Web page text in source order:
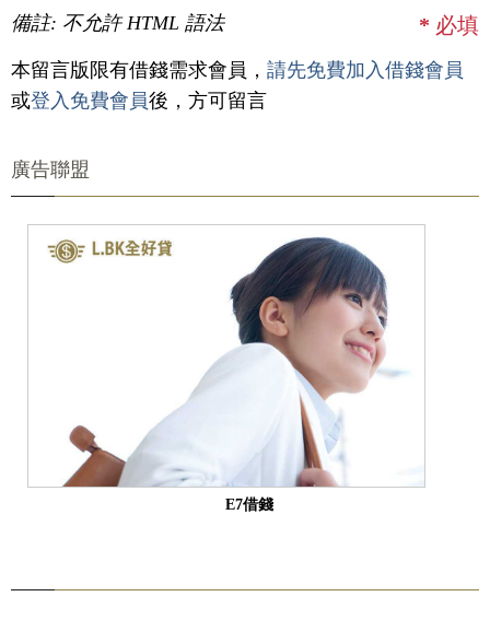
備註: 不允許 HTML 語法 * 必填
本留言版限有借錢需求會員， 請先免費加入借錢會員
或登入免費會員後，方可留言
廣告聯盟
E7借錢